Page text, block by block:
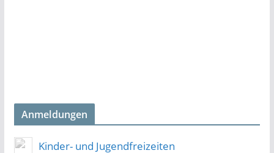
Anmeldungen
Kinder- und Jugendfreizeiten